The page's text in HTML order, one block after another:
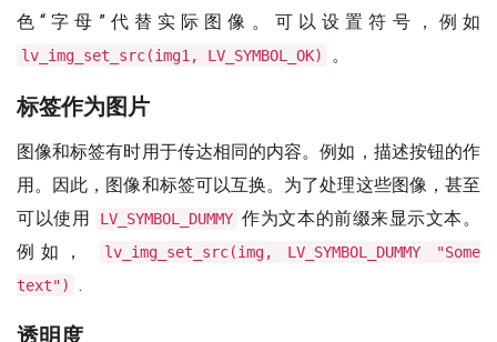
色“字母”代替实际图像。可以设置符号，例如
lv_img_set_src(img1, LV_SYMBOL_OK) 。
标签作为图片
图像和标签有时用于传达相同的内容。例如，描述按钮的作
用。因此，图像和标签可以互换。为了处理这些图像，甚至
可以使用
LV_SYMBOL_DUMMY 作为文本的前缀来显示文本。
例如，
lv_img_set_src(img, LV_SYMBOL_DUMMY "Some
text")
.
透明度